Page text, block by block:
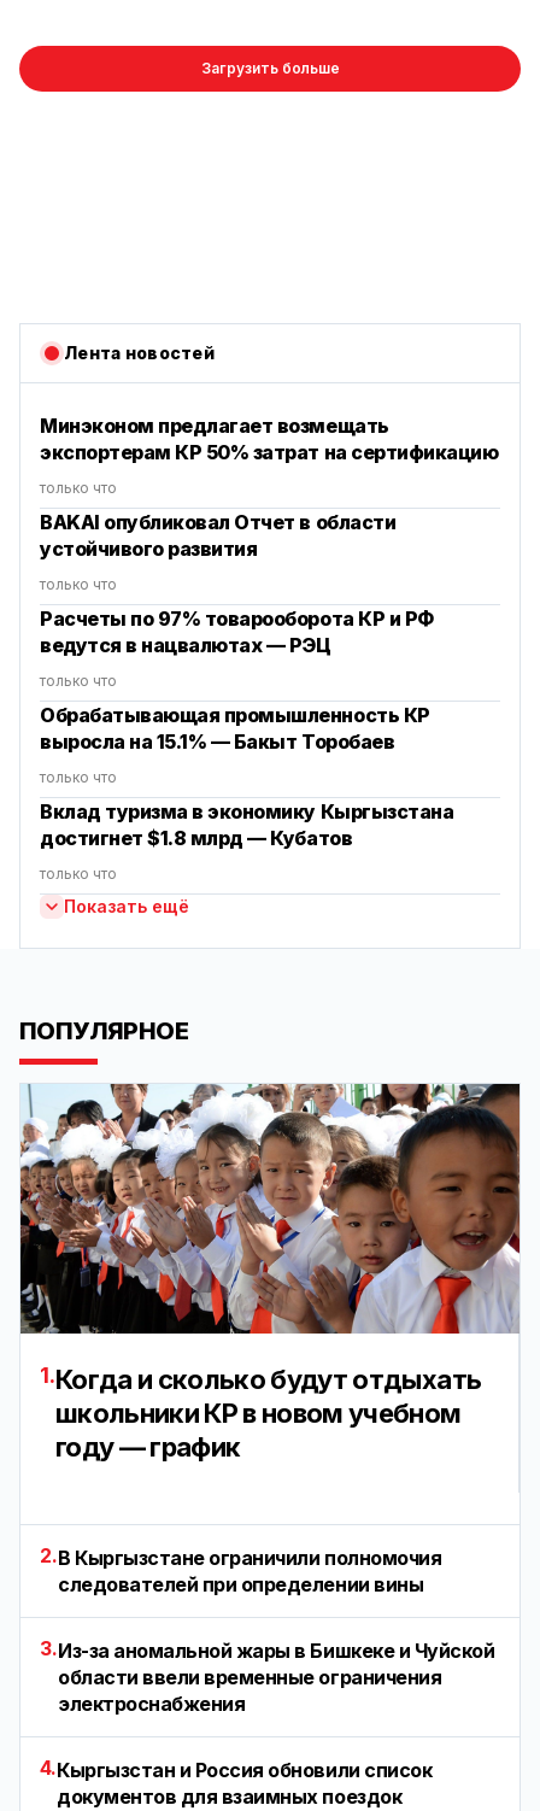
Загрузить больше
Лента новостей
Минэконом предлагает возмещать
экспортерам КР 50% затрат на сертификацию
только что
BAKAI опубликовал Отчет в области
устойчивого развития
только что
Расчеты по 97% товарооборота КР и РФ
ведутся в нацвалютах — РЭЦ
только что
‎Обрабатывающая промышленность КР
выросла на 15.1% — Бакыт Торобаев
только что
Вклад туризма в экономику Кыргызстана
достигнет $1.8 млрд — Кубатов
только что
Показать ещё
ПОПУЛЯРНОЕ
1.Когда и сколько будут отдыхать
школьники КР в новом учебном
году — график
2.В Кыргызстане ограничили полномочия
следователей при определении вины
3.Из-за аномальной жары в Бишкеке и Чуйской
области ввели временные ограничения
электроснабжения
4.Кыргызстан и Россия обновили список
документов для взаимных поездок